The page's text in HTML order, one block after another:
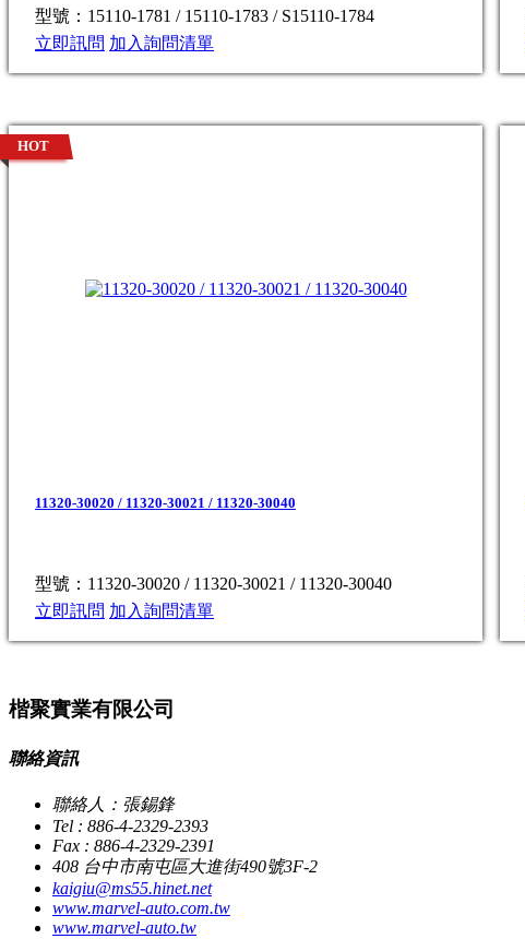
型號：15110-1781 / 15110-1783 / S15110-1784
立即訊問 加入詢問清單
11320-30020 / 11320-30021 / 11320-30040
型號：11320-30020 / 11320-30021 / 11320-30040
立即訊問 加入詢問清單
HOT
楷聚實業有限公司
聯絡資訊
聯絡人：張錫鋒
Tel : 886-4-2329-2393
Fax : 886-4-2329-2391
408 台中市南屯區大進街490號3F-2
kaigiu@ms55.hinet.net
www.marvel-auto.com.tw
www.marvel-auto.tw